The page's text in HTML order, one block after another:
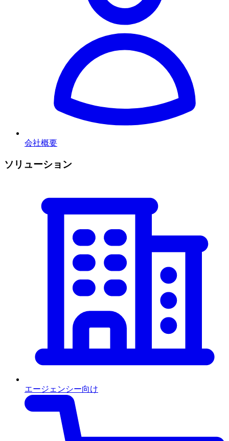
会社概要
ソリューション
エージェンシー向け